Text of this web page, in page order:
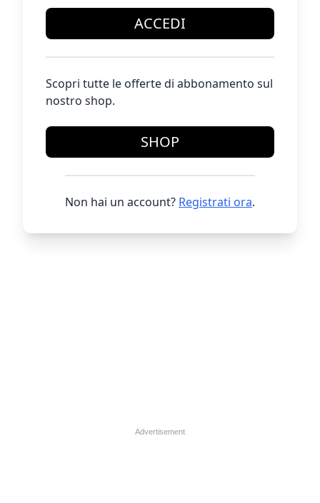
ACCEDI
Scopri tutte le offerte di abbonamento sul
nostro shop.
SHOP
Non hai un account? Registrati ora.